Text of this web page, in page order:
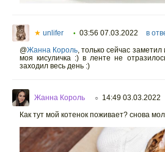
★ unlifer • 03:56 07.03.2022
в
@Жанна Король, только сейчас
моя кисуличка :) в ленте не
заходил весь день :)
Жанна Король ○ 14:49 03.03.2022
Как тут мой котенок поживает? снова